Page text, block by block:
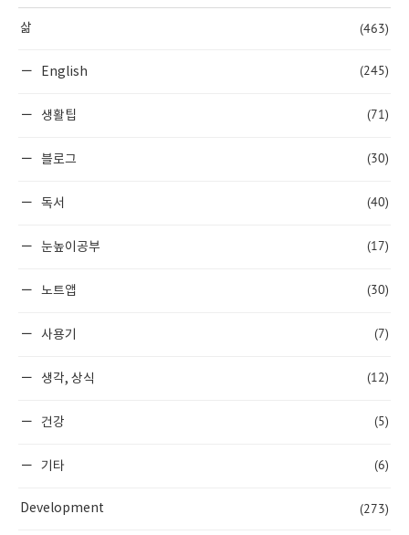
삶 (463)
English (245)
생활팁 (71)
블로그 (30)
독서 (40)
눈높이공부 (17)
노트앱 (30)
사용기 (7)
생각, 상식 (12)
건강 (5)
기타 (6)
Development (273)